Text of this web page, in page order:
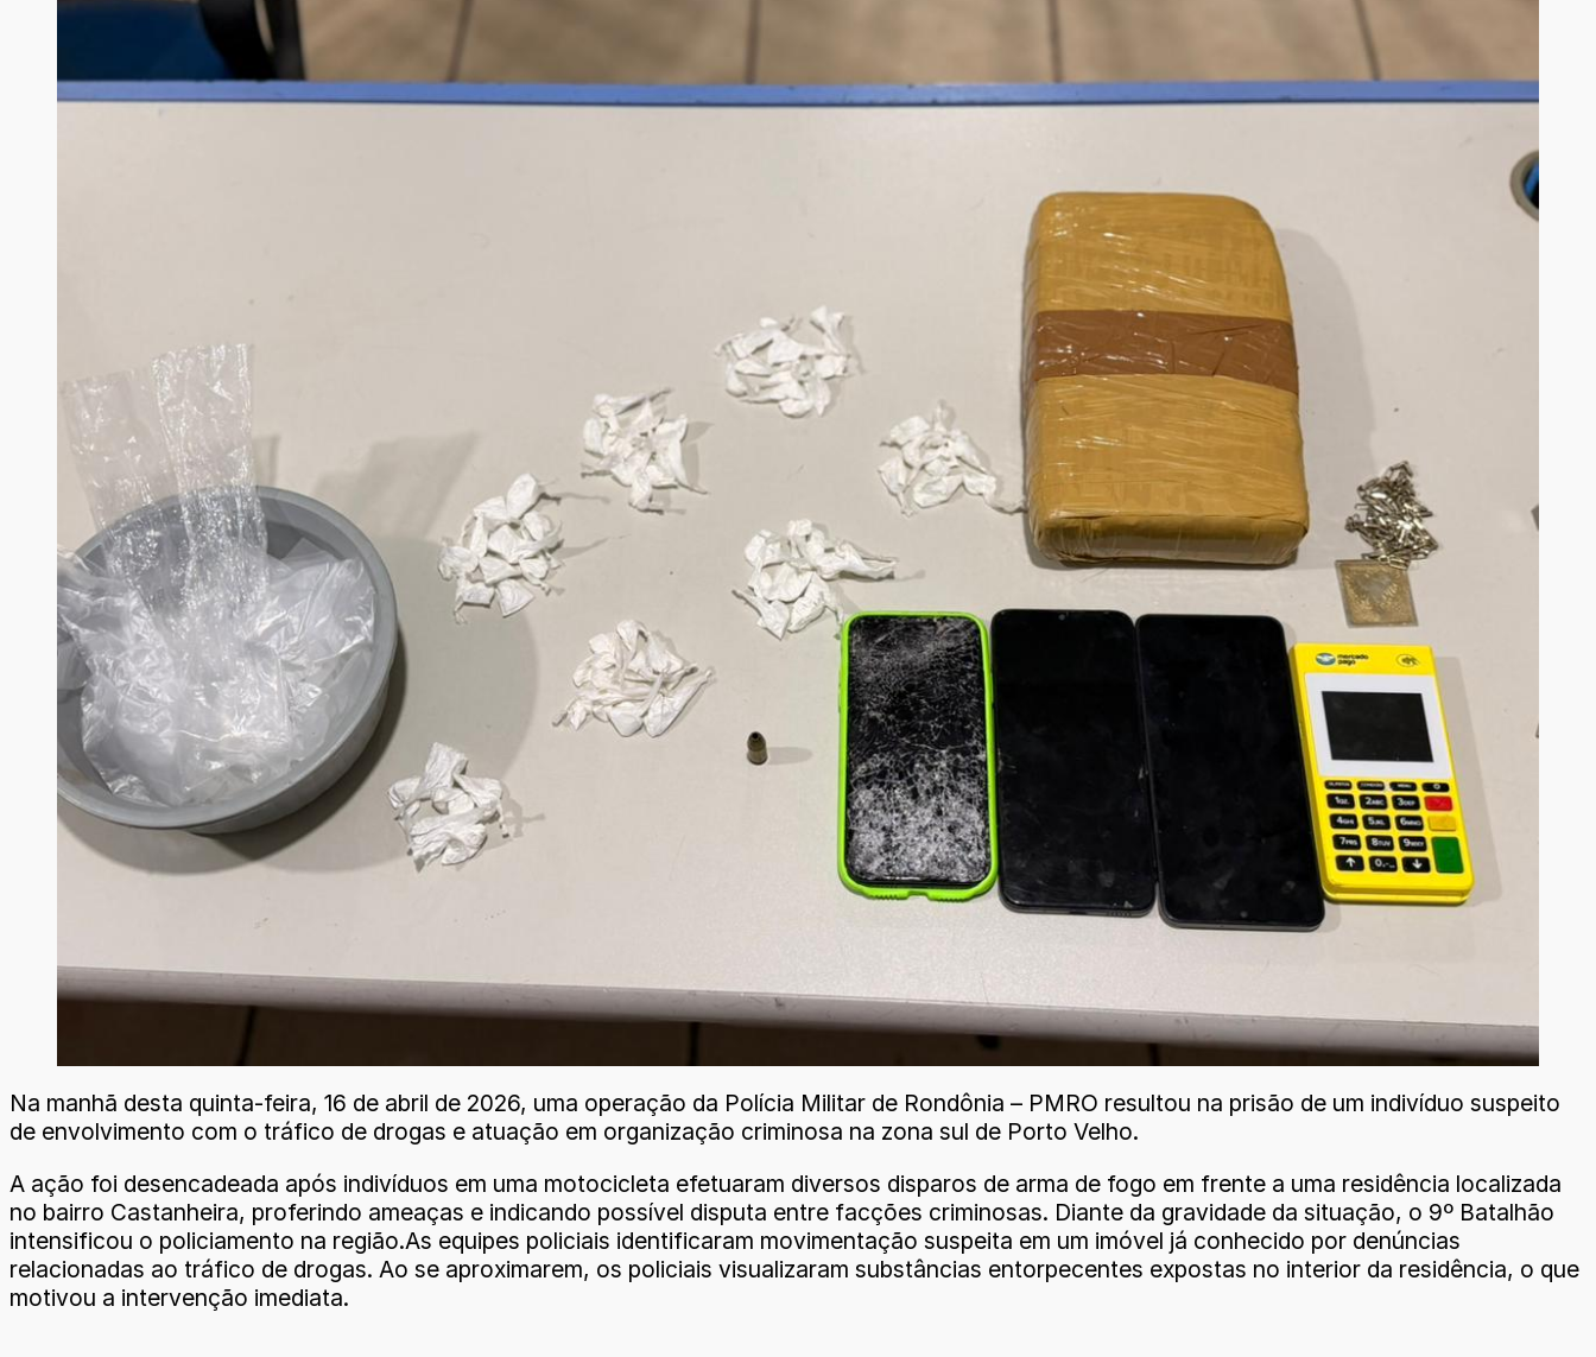
Na manhã desta quinta-feira, 16 de abril de 2026, uma operação da Polícia Militar de Rondônia – PMRO resultou na prisão de um indivíduo suspeito
de envolvimento com o tráfico de drogas e atuação em organização criminosa na zona sul de Porto Velho.
A ação foi desencadeada após indivíduos em uma motocicleta efetuaram diversos disparos de arma de fogo em frente a uma residência localizada
no bairro Castanheira, proferindo ameaças e indicando possível disputa entre facções criminosas. Diante da gravidade da situação, o 9º Batalhão
intensificou o policiamento na região.As equipes policiais identificaram movimentação suspeita em um imóvel já conhecido por denúncias
relacionadas ao tráfico de drogas. Ao se aproximarem, os policiais visualizaram substâncias entorpecentes expostas no interior da residência, o que
motivou a intervenção imediata.